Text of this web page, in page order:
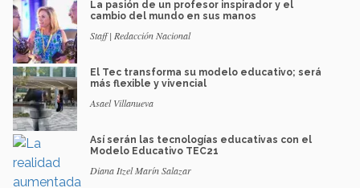
La pasión de un profesor inspirador y el
cambio del mundo en sus manos
Staff | Redacción Nacional
El Tec transforma su modelo educativo; será
más flexible y vivencial
Asael Villanueva
Así serán las tecnologías educativas con el
Modelo Educativo TEC21
Diana Itzel Marín Salazar